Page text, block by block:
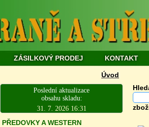
ZÁSILKOVÝ PRODEJ KONTAKT
Úvod
Poslední aktualizace
obsahu skladu:
31. 7. 2026 16:31
PŘEDOVKY A WESTERN